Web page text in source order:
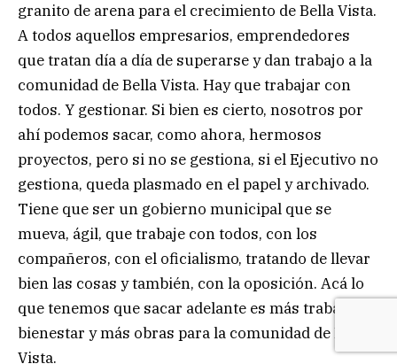
granito de arena para el crecimiento de Bella Vista.
A todos aquellos empresarios, emprendedores
que tratan día a día de superarse y dan trabajo a la
comunidad de Bella Vista. Hay que trabajar con
todos. Y gestionar. Si bien es cierto, nosotros por
ahí podemos sacar, como ahora, hermosos
proyectos, pero si no se gestiona, si el Ejecutivo no
gestiona, queda plasmado en el papel y archivado.
Tiene que ser un gobierno municipal que se
mueva, ágil, que trabaje con todos, con los
compañeros, con el oficialismo, tratando de llevar
bien las cosas y también, con la oposición. Acá lo
que tenemos que sacar adelante es más trabajo,
bienestar y más obras para la comunidad de Bella
Vista.